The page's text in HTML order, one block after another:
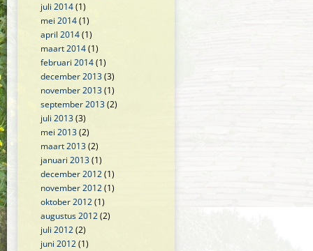
juli 2014(1)
mei 2014(1)
april 2014(1)
maart 2014(1)
februari 2014(1)
december 2013(3)
november 2013(1)
september 2013(2)
juli 2013(3)
mei 2013(2)
maart 2013(2)
januari 2013(1)
december 2012(1)
november 2012(1)
oktober 2012(1)
augustus 2012(2)
juli 2012(2)
juni 2012(1)